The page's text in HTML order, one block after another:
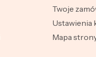
Twoje
Ustawienia
Mapa